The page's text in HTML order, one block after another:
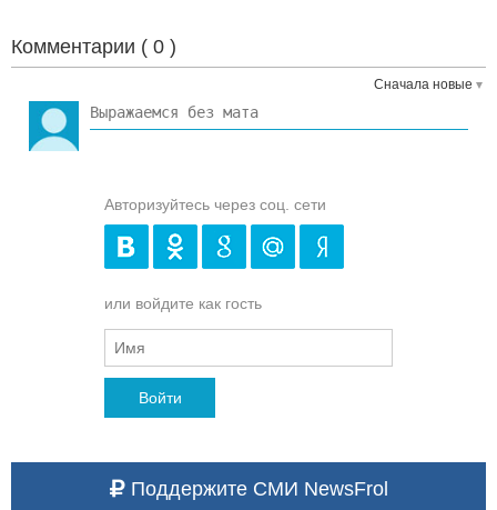
Комментарии ( 0 )
Сначала новые
Авторизуйтесь через соц. сети
или войдите как гость
Войти
Поддержите СМИ NewsFrol